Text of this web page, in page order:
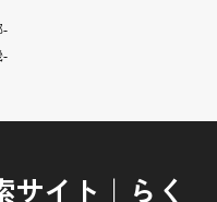
-
-
サイト｜らく